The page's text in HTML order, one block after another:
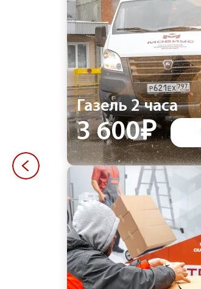
Газель 2 часа
3 600₽